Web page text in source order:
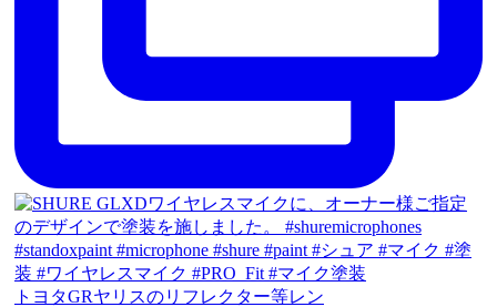
トヨタGRヤリスのリフレクター等レン